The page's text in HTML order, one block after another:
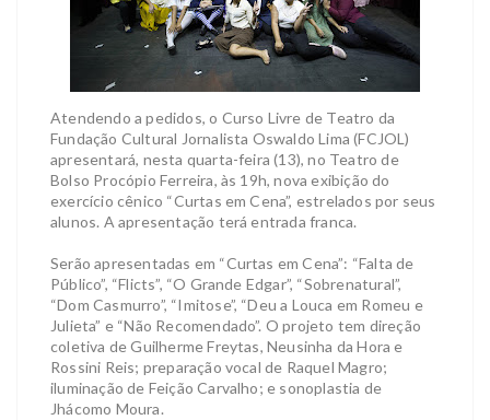
Atendendo a pedidos, o Curso Livre de Teatro da
Fundação Cultural Jornalista Oswaldo Lima (FCJOL)
apresentará, nesta quarta-feira (13), no Teatro de
Bolso Procópio Ferreira, às 19h, nova exibição do
exercício cênico “Curtas em Cena”, estrelados por seus
alunos. A apresentação terá entrada franca.
Serão apresentadas em “Curtas em Cena”: “Falta de
Público”, “Flicts”, “O Grande Edgar”, “Sobrenatural”,
“Dom Casmurro”, “Imitose”, “Deu a Louca em Romeu e
Julieta” e “Não Recomendado”. O projeto tem direção
coletiva de Guilherme Freytas, Neusinha da Hora e
Rossini Reis; preparação vocal de Raquel Magro;
iluminação de Feição Carvalho; e sonoplastia de
Jhácomo Moura.